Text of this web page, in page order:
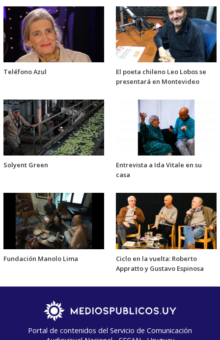
Teléfono Azul
El poeta chileno Leo Lobos se
presentará en Montevideo
Solyent Green
Entrevista a Ida Vitale en su
casa
Fundación Manolo Lima
Ciclo en la vuelta: Roberto
Appratto y Gustavo Espinosa
Portal de contenidos del Servicio de Comunicación